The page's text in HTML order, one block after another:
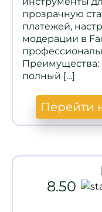
прозрачную
платежей,
модерации в
Преимущества:
полный […]
Перейти
8.50